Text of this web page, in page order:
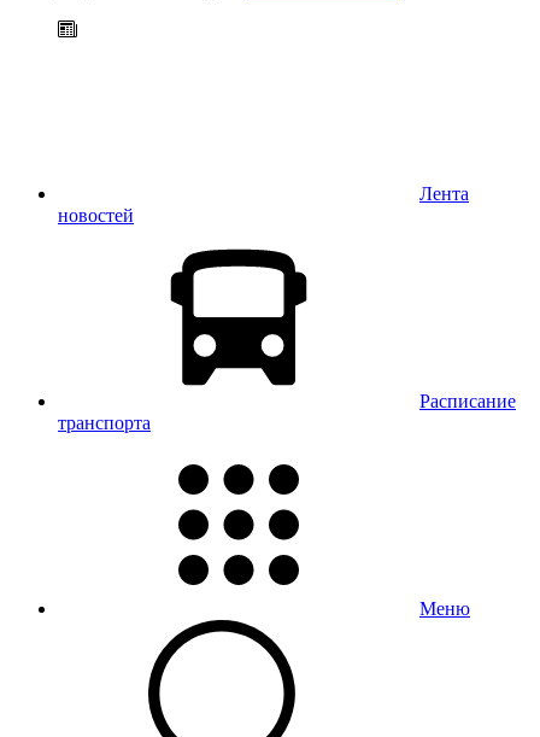
Лента
новостей
Расписание
транспорта
Меню